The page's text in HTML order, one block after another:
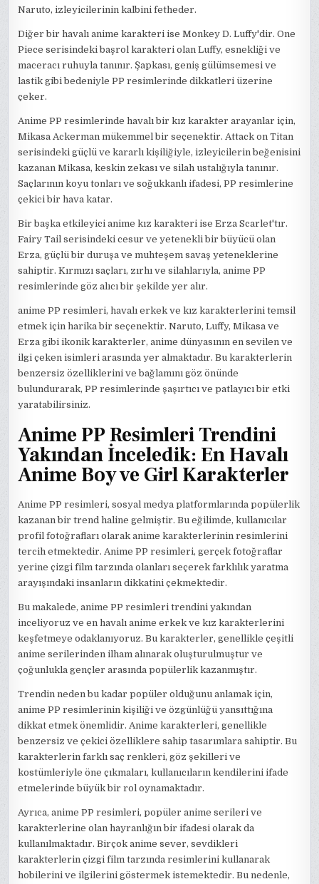
Naruto, izleyicilerinin kalbini fetheder.
Diğer bir havalı anime karakteri ise Monkey D. Luffy'dir. One
Piece serisindeki başrol karakteri olan Luffy, esnekliği ve
maceracı ruhuyla tanınır. Şapkası, geniş gülümsemesi ve
lastik gibi bedeniyle PP resimlerinde dikkatleri üzerine
çeker.
Anime PP resimlerinde havalı bir kız karakter arayanlar için,
Mikasa Ackerman mükemmel bir seçenektir. Attack on Titan
serisindeki güçlü ve kararlı kişiliğiyle, izleyicilerin beğenisini
kazanan Mikasa, keskin zekası ve silah ustalığıyla tanınır.
Saçlarının koyu tonları ve soğukkanlı ifadesi, PP resimlerine
çekici bir hava katar.
Bir başka etkileyici anime kız karakteri ise Erza Scarlet'tır.
Fairy Tail serisindeki cesur ve yetenekli bir büyücü olan
Erza, güçlü bir duruşa ve muhteşem savaş yeteneklerine
sahiptir. Kırmızı saçları, zırhı ve silahlarıyla, anime PP
resimlerinde göz alıcı bir şekilde yer alır.
anime PP resimleri, havalı erkek ve kız karakterlerini temsil
etmek için harika bir seçenektir. Naruto, Luffy, Mikasa ve
Erza gibi ikonik karakterler, anime dünyasının en sevilen ve
ilgi çeken isimleri arasında yer almaktadır. Bu karakterlerin
benzersiz özelliklerini ve bağlamını göz önünde
bulundurarak, PP resimlerinde şaşırtıcı ve patlayıcı bir etki
yaratabilirsiniz.
Anime PP Resimleri Trendini
Yakından İnceledik: En Havalı
Anime Boy ve Girl Karakterler
Anime PP resimleri, sosyal medya platformlarında popülerlik
kazanan bir trend haline gelmiştir. Bu eğilimde, kullanıcılar
profil fotoğrafları olarak anime karakterlerinin resimlerini
tercih etmektedir. Anime PP resimleri, gerçek fotoğraflar
yerine çizgi film tarzında olanları seçerek farklılık yaratma
arayışındaki insanların dikkatini çekmektedir.
Bu makalede, anime PP resimleri trendini yakından
inceliyoruz ve en havalı anime erkek ve kız karakterlerini
keşfetmeye odaklanıyoruz. Bu karakterler, genellikle çeşitli
anime serilerinden ilham alınarak oluşturulmuştur ve
çoğunlukla gençler arasında popülerlik kazanmıştır.
Trendin neden bu kadar popüler olduğunu anlamak için,
anime PP resimlerinin kişiliği ve özgünlüğü yansıttığına
dikkat etmek önemlidir. Anime karakterleri, genellikle
benzersiz ve çekici özelliklere sahip tasarımlara sahiptir. Bu
karakterlerin farklı saç renkleri, göz şekilleri ve
kostümleriyle öne çıkmaları, kullanıcıların kendilerini ifade
etmelerinde büyük bir rol oynamaktadır.
Ayrıca, anime PP resimleri, popüler anime serileri ve
karakterlerine olan hayranlığın bir ifadesi olarak da
kullanılmaktadır. Birçok anime sever, sevdikleri
karakterlerin çizgi film tarzında resimlerini kullanarak
hobilerini ve ilgilerini göstermek istemektedir. Bu nedenle,